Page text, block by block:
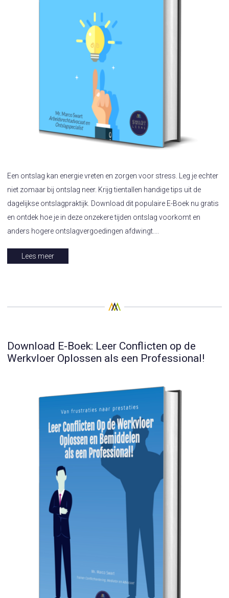
Een ontslag kan energie vreten en zorgen voor stress. Leg je echter
niet zomaar bij ontslag neer. Krijg tientallen handige tips uit de
dagelijkse ontslagpraktijk. Download dit populaire E-Boek nu gratis
en ontdek hoe je in deze onzekere tijden ontslag voorkomt en
anders hogere ontslagvergoedingen afdwingt....
Lees meer
Download E-Boek: Leer Conflicten op de
Werkvloer Oplossen als een Professional!